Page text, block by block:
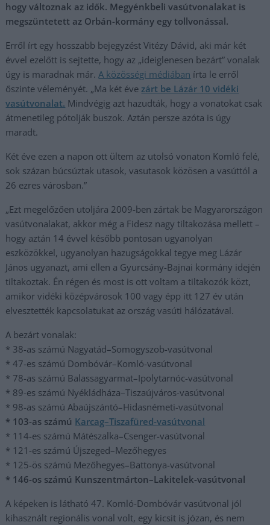
hogy változnak az idők. Megyénkbeli vasútvonalakat is
megszüntetett az Orbán-kormány egy tollvonással.
Erről írt egy hosszabb bejegyzést Vitézy Dávid, aki már két
évvel ezelőtt is sejtette, hogy az „ideiglenesen bezárt” vonalak
úgy is maradnak már.A közösségi médiában írta le erről
őszinte véleményét. „Ma két évezárt be Lázár 10 vidéki
vasútvonalat. Mindvégig azt hazudták, hogy a vonatokat csak
átmenetileg pótolják buszok. Aztán persze azóta is úgy
maradt.
Két éve ezen a napon ott ültem az utolsó vonaton Komló felé,
sok százan búcsúztak utasok, vasutasok közösen a vasúttól a
26 ezres városban.”
„Ezt megelőzően utoljára 2009-ben zártak be Magyarországon
vasútvonalakat, akkor még a Fidesz nagy tiltakozása mellett –
hogy aztán 14 évvel később pontosan ugyanolyan
eszközökkel, ugyanolyan hazugságokkal tegye meg Lázár
János ugyanazt, ami ellen a Gyurcsány-Bajnai kormány idején
tiltakoztak. Én régen és most is ott voltam a tiltakozók közt,
amikor vidéki középvárosok 100 vagy épp itt 127 év után
elvesztették kapcsolatukat az ország vasúti hálózatával.
A bezárt vonalak:
* 38-as számú Nagyatád–Somogyszob-vasútvonal
* 47-es számú Dombóvár–Komló-vasútvonal
* 78-as számú Balassagyarmat–Ipolytarnóc-vasútvonal
* 89-es számú Nyékládháza–Tiszaújváros-vasútvonal
* 98-as számú Abaújszántó–Hidasnémeti-vasútvonal
* 103-as számú Karcag–Tiszafüred-vasútvonal
* 114-es számú Mátészalka–Csenger-vasútvonal
* 121-es számú Újszeged–Mezőhegyes
* 125-ös számú Mezőhegyes–Battonya-vasútvonal
* 146-os számú Kunszentmárton–Lakitelek-vasútvonal
A képeken is látható 47. Komló-Dombóvár vasútvonal jól
kihasznált regionális vonal volt, egy kicsit is józan, és nem